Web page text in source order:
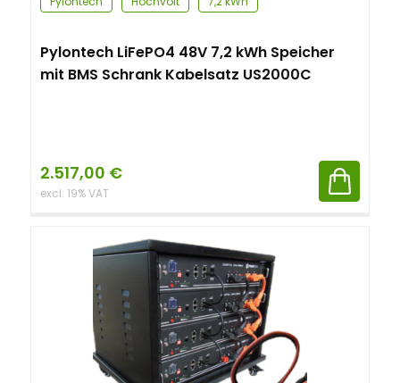
Pylontech LiFePO4 48V 7,2 kWh Speicher
mit BMS Schrank Kabelsatz US2000C
2.517,00 €
excl. 19% VAT